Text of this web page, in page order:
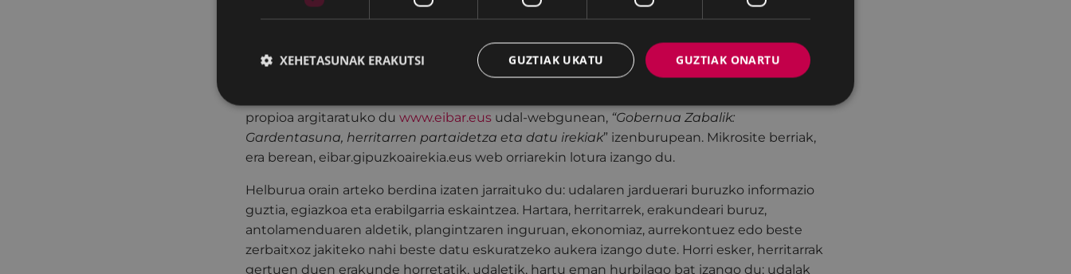
Agintaldi honetan sortu denGobernua Zabalik
Ordezkaritzaren apusturik sendoenetakoa
eta Gipuzkoako Foru Aldundiak egindako Gipuzkoa Irekia plataformaren barruan dago
kokatuta.
propioa argitaratuko du www.eibar.eus udal-webgunean, “Gobernua Zabalik:
Gardentasuna, herritarren partaidetza eta datu irekiak” izenburupean. Mikrosite berriak,
era berean, eibar.gipuzkoairekia.eus web orriarekin lotura izango du.
Helburua orain arteko berdina izaten jarraituko du: udalaren jarduerari buruzko informazio
guztia, egiazkoa eta erabilgarria eskaintzea. Hartara, herritarrek, erakundeari buruz,
antolamenduaren aldetik, plangintzaren inguruan, ekonomiaz, aurrekontuez edo beste
zerbaitxoz jakiteko nahi beste datu eskuratzeko aukera izango dute. Horri esker, herritarrak
gertuen duen erakunde horretatik, udaletik, hartu eman hurbilago bat izango du; udalak
GUZTIAK ONARTU
GUZTIAK UKATU
XEHETASUNAK ERAKUTSI